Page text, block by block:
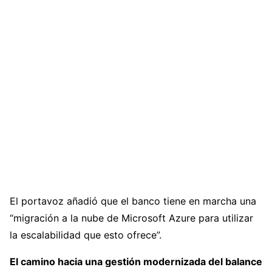
El portavoz añadió que el banco tiene en marcha una
“migración a la nube de Microsoft Azure para utilizar
la escalabilidad que esto ofrece”.
El camino hacia una gestión modernizada del balance